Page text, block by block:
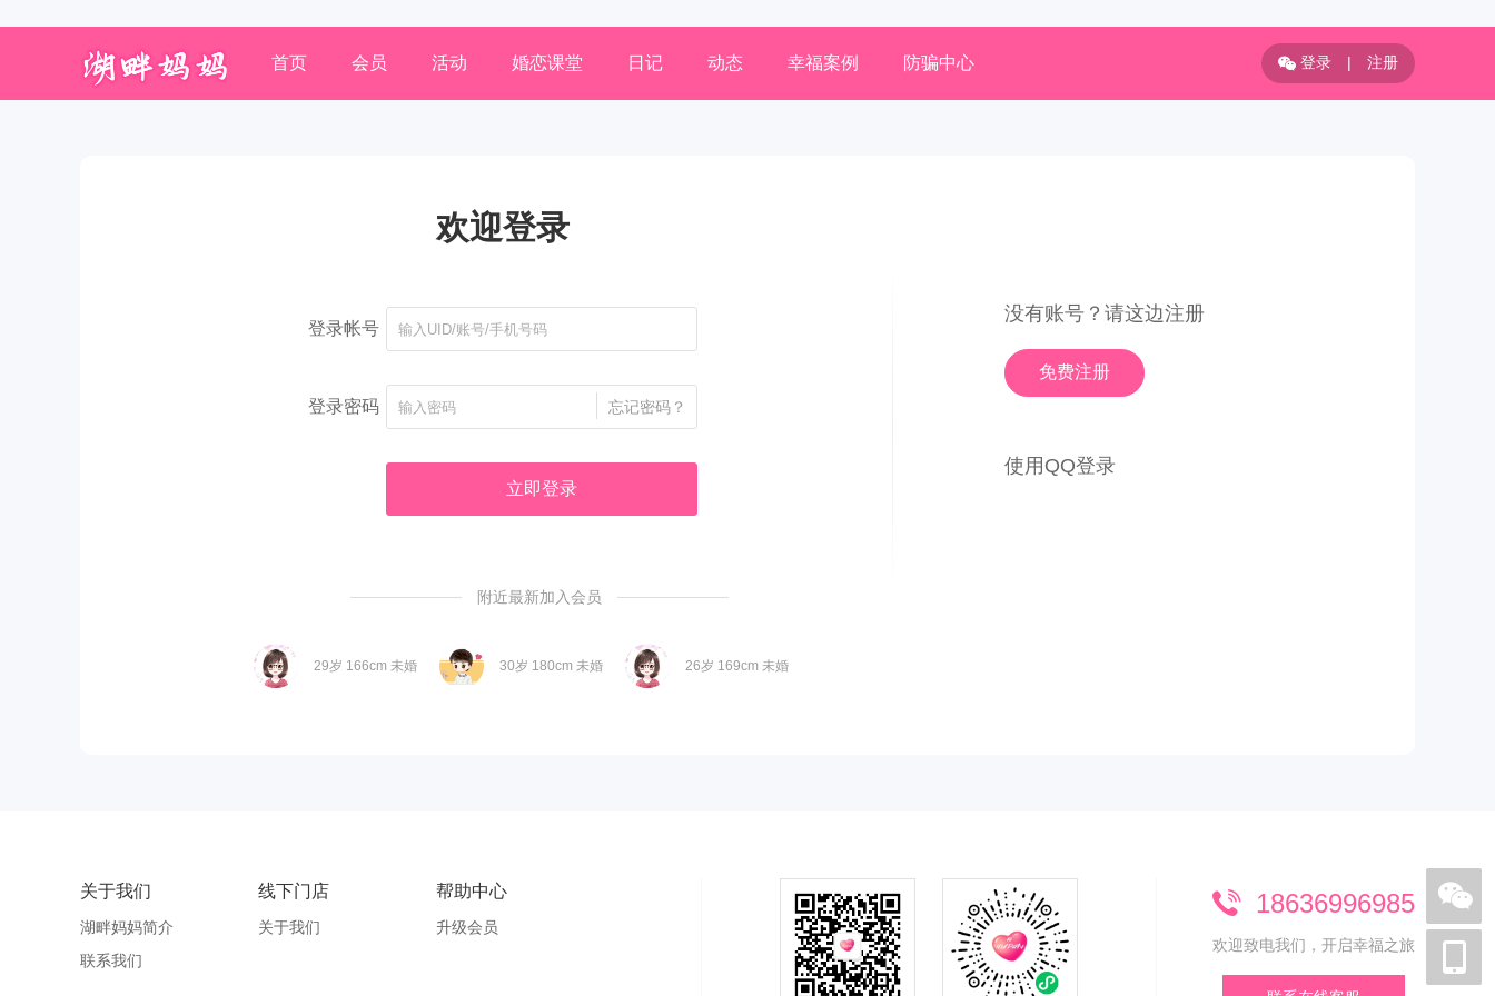
首页 会员 活动 婚恋课堂 日记 动态 幸福案例 防骗中心 登录 | 注册
欢迎登录
登录帐号
登录密码 忘记密码？
立即登录
附近最新加入会员
29岁 166cm 未婚 30岁 180cm 未婚 26岁 169cm 未婚
没有账号？请这边注册
免费注册
使用QQ登录
关于我们
湖畔妈妈简介
联系我们
线下门店
关于我们
帮助中心
升级会员
18636996985
欢迎致电我们，开启幸福之旅